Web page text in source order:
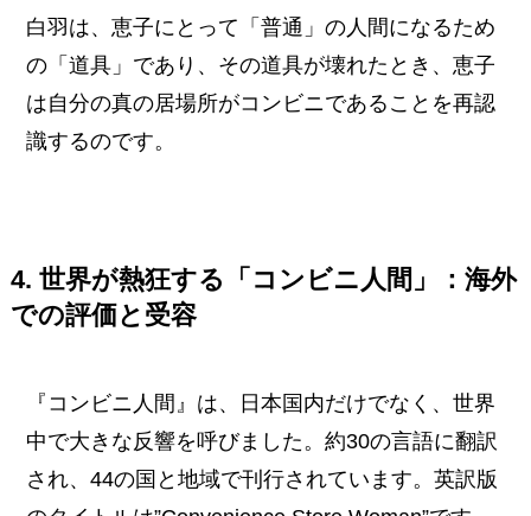
白羽は、恵子にとって「普通」の人間になるため
の「道具」であり、その道具が壊れたとき、恵子
は自分の真の居場所がコンビニであることを再認
識するのです。
4. 世界が熱狂する「コンビニ人間」：海外
での評価と受容
『コンビニ人間』は、日本国内だけでなく、世界
中で大きな反響を呼びました。約30の言語に翻訳
され、44の国と地域で刊行されています。英訳版